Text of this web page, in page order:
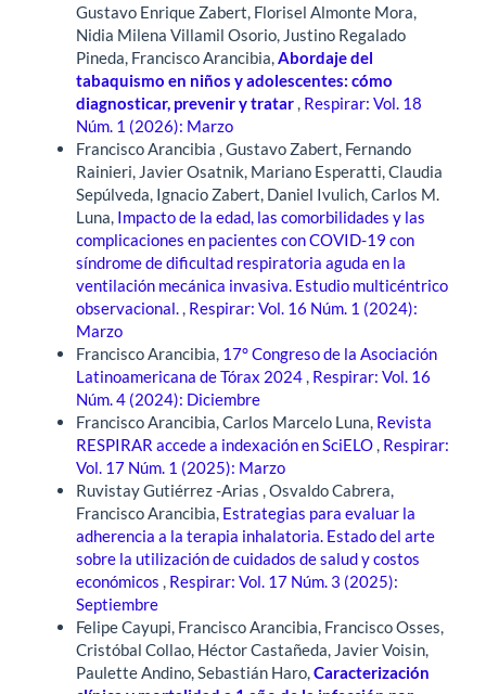
Gustavo Enrique Zabert, Florisel Almonte Mora,
Nidia Milena Villamil Osorio, Justino Regalado
Pineda, Francisco Arancibia,Abordaje del
tabaquismo en niños y adolescentes: cómo
diagnosticar, prevenir y tratar, Respirar: Vol. 18
Núm. 1 (2026): Marzo
Francisco Arancibia , Gustavo Zabert, Fernando
Rainieri, Javier Osatnik, Mariano Esperatti, Claudia
Sepúlveda, Ignacio Zabert, Daniel Ivulich, Carlos M.
Luna, Impacto de la edad, las comorbilidades y las
complicaciones en pacientes con COVID-19 con
síndrome de dificultad respiratoria aguda en la
ventilación mecánica invasiva. Estudio multicéntrico
observacional., Respirar: Vol. 16 Núm. 1 (2024):
Marzo
Francisco Arancibia, 17° Congreso de la Asociación
Latinoamericana de Tórax 2024, Respirar: Vol. 16
Núm. 4 (2024): Diciembre
Francisco Arancibia, Carlos Marcelo Luna, Revista
RESPIRAR accede a indexación en SciELO, Respirar:
Vol. 17 Núm. 1 (2025): Marzo
Ruvistay Gutiérrez -Arias , Osvaldo Cabrera,
Francisco Arancibia, Estrategias para evaluar la
adherencia a la terapia inhalatoria. Estado del arte
sobre la utilización de cuidados de salud y costos
económicos , Respirar: Vol. 17 Núm. 3 (2025):
Septiembre
Felipe Cayupi, Francisco Arancibia, Francisco Osses,
Cristóbal Collao, Héctor Castañeda, Javier Voisin,
Paulette Andino, Sebastián Haro,Caracterización